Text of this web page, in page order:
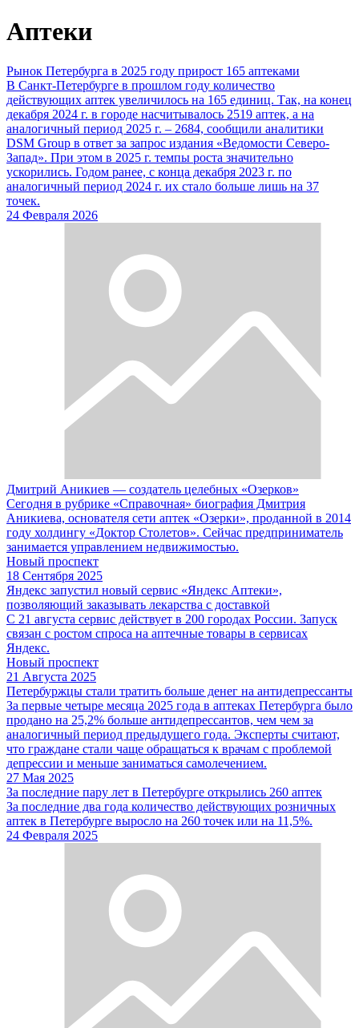
Аптеки
Рынок Петербурга в 2025 году прирост 165 аптеками
В Санкт-Петербурге в прошлом году количество
действующих аптек увеличилось на 165 единиц. Так, на конец
декабря 2024 г. в городе насчитывалось 2519 аптек, а на
аналогичный период 2025 г. – 2684, сообщили аналитики
DSM Group в ответ за запрос издания «Ведомости Северо-
Запад». При этом в 2025 г. темпы роста значительно
ускорились. Годом ранее, с конца декабря 2023 г. по
аналогичный период 2024 г. их стало больше лишь на 37
точек.
24 Февраля 2026
Дмитрий Аникиев — создатель целебных «Озерков»
Сегодня в рубрике «Справочная» биография Дмитрия
Аникиева, основателя сети аптек «Озерки», проданной в 2014
году холдингу «Доктор Столетов». Сейчас предприниматель
занимается управлением недвижимостью.
Новый проспект
18 Сентября 2025
Яндекс запустил новый сервис «Яндекс Аптеки»,
позволяющий заказывать лекарства с доставкой
С 21 августа сервис действует в 200 городах России. Запуск
связан с ростом спроса на аптечные товары в сервисах
Яндекс.
Новый проспект
21 Августа 2025
Петербуржцы стали тратить больше денег на антидепрессанты
За первые четыре месяца 2025 года в аптеках Петербурга было
продано на 25,2% больше антидепрессантов, чем чем за
аналогичный период предыдущего года. Эксперты считают,
что граждане стали чаще обращаться к врачам с проблемой
депрессии и меньше заниматься самолечением.
27 Мая 2025
За последние пару лет в Петербурге открылись 260 аптек
За последние два года количество действующих розничных
аптек в Петербурге выросло на 260 точек или на 11,5%.
24 Февраля 2025